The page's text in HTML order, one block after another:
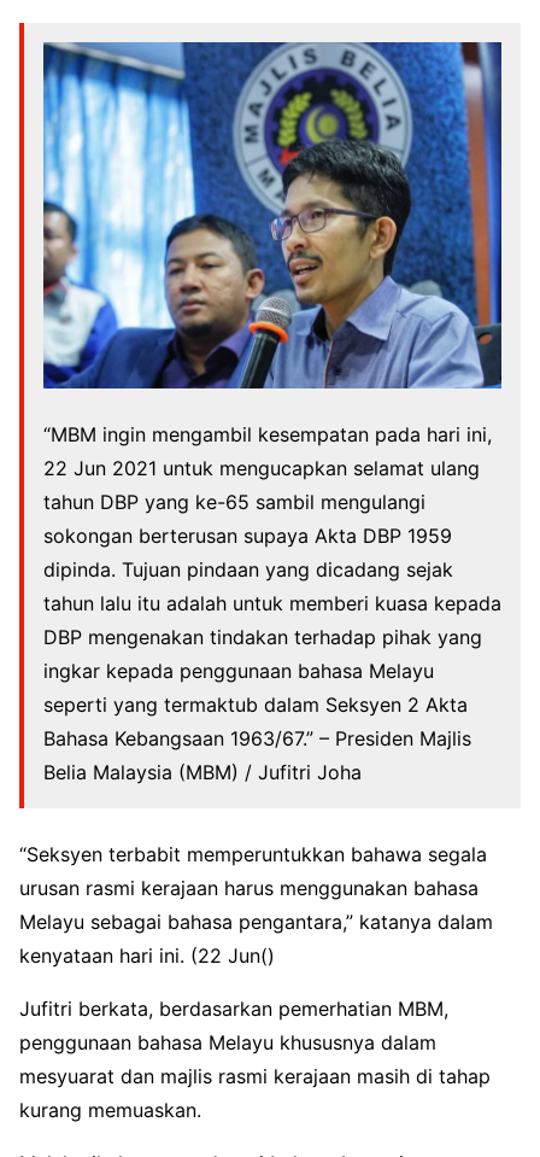
“MBM ingin mengambil kesempatan pada hari ini,
22 Jun 2021 untuk mengucapkan selamat ulang
tahun DBP yang ke-65 sambil mengulangi
sokongan berterusan supaya Akta DBP 1959
dipinda. Tujuan pindaan yang dicadang sejak
tahun lalu itu adalah untuk memberi kuasa kepada
DBP mengenakan tindakan terhadap pihak yang
ingkar kepada penggunaan bahasa Melayu
seperti yang termaktub dalam Seksyen 2 Akta
Bahasa Kebangsaan 1963/67.” – Presiden Majlis
Belia Malaysia (MBM) / Jufitri Joha
“Seksyen terbabit memperuntukkan bahawa segala
urusan rasmi kerajaan harus menggunakan bahasa
Melayu sebagai bahasa pengantara,” katanya dalam
kenyataan hari ini. (22 Jun()
Jufitri berkata, berdasarkan pemerhatian MBM,
penggunaan bahasa Melayu khususnya dalam
mesyuarat dan majlis rasmi kerajaan masih di tahap
kurang memuaskan.